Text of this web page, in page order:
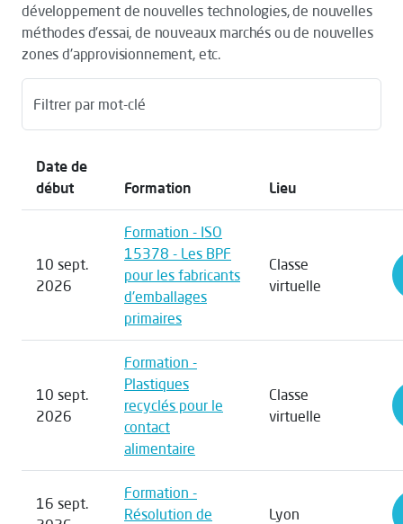
développement de nouvelles technologies, de nouvelles
méthodes d'essai, de nouveaux marchés ou de nouvelles
zones d'approvisionnement, etc.
Filtrer par mot-clé
Date de
début
Formation Lieu
10 sept.
2026
Formation - ISO
15378 - Les BPF
pour les fabricants
d'emballages
primaires
Classe
virtuelle
10 sept.
2026
Formation -
Plastiques
recyclés pour le
contact
alimentaire
Classe
virtuelle
16 sept.
Formation -
Résolution de
Lyon